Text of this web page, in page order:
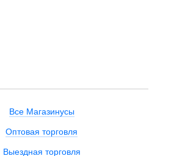
Все Магазинусы
Оптовая торговля
Выездная торговля